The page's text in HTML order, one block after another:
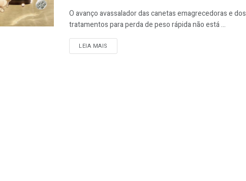
O avanço avassalador das canetas emagrecedoras e dos
tratamentos para perda de peso rápida não está ...
LEIA MAIS